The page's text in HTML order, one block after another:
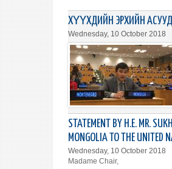
ХҮҮХДИЙН ЭРХИЙН
Wednesday, 10 October 2018
STATEMENT BY H.E. MR.
MONGOLIA TO THE UNITED
Wednesday, 10 October 2018
Madame Chair,